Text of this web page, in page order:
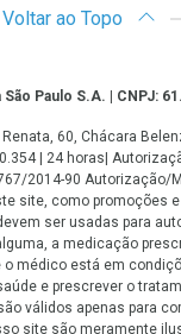
Voltar ao Topo
Paulo S.A. | CNPJ:
Renata, 60, Chácara
| 24 horas|
2014-90 Autorização/
site, como promoções
ser usadas para
a medicação
o médico está em
e prescrever o
válidos apenas para
site são meramente